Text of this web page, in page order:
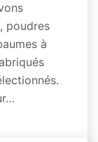
poudres
à